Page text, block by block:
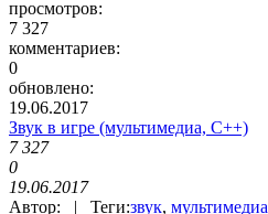
просмотров:
7 327
комментариев:
0
обновлено:
19.06.2017
Звук в игре (мультимедиа, С++)
7 327
0
19.06.2017
Автор: | Теги:звук, мультимедиа